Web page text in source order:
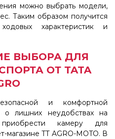
можно выбрать модели,
Таким образом получится
характеристик и
ВЫБОРА ДЛЯ
ОТ TATA
и комфортной
о лишних неудобствах на
камеру для
магазине TT AGRO-MOTO. В